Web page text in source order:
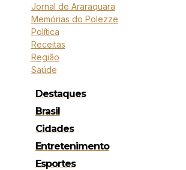
Jornal de Araraquara
Memórias do Polezze
Política
Receitas
Região
Saúde
Destaques
Brasil
Cidades
Entretenimento
Esportes